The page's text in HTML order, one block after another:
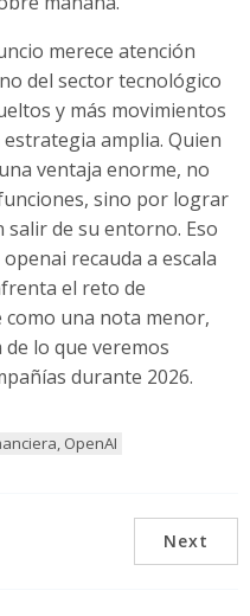
merece atención
del sector tecnológico
y más movimientos
amplia. Quien
ventaja enorme, no
sino por lograr
de su entorno. Eso
recauda a escala
el reto de
una nota menor,
lo que veremos
durante 2026.
OpenAI
Next